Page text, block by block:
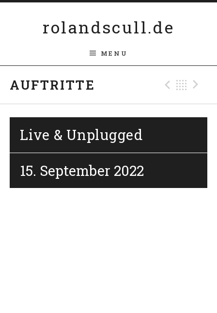
rolandscull.de
MENU
AUFTRITTE
Live & Unplugged
15. September 2022